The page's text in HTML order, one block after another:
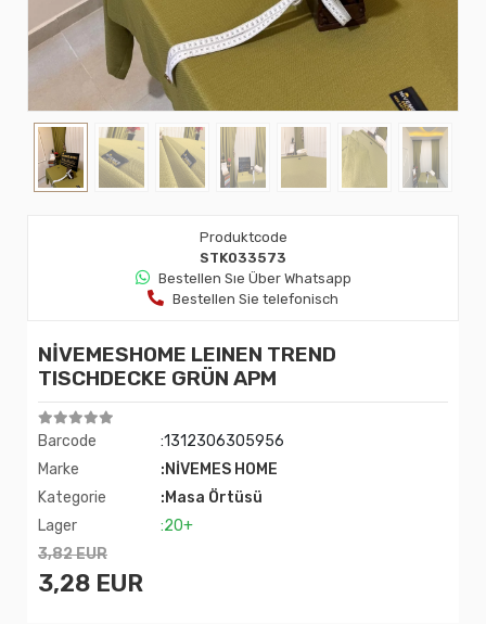
Produktcode
STK033573
Bestellen Sıe Über Whatsapp
Bestellen Sie telefonisch
NİVEMESHOME LEINEN TREND
TISCHDECKE GRÜN APM
Barcode
:1312306305956
Marke
:NİVEMES HOME
Kategorie
:Masa Örtüsü
Lager
:20+
3,82 EUR
3,28 EUR